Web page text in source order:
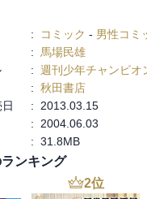
: コミック - 男性コミ
:
馬場民雄
: 週刊少年チャンピオ
: 秋田書店
:
2013.03.15
:
2004.06.03
: 31.8MB
ンキング
2位